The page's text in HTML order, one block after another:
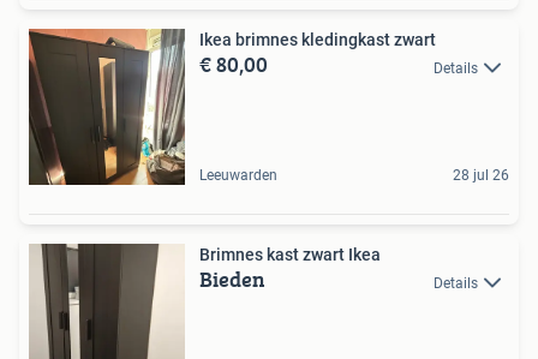
Ikea brimnes kledingkast zwart
€ 80,00 Details
Leeuwarden 28 jul 26
Brimnes kast zwart Ikea
Bieden Details